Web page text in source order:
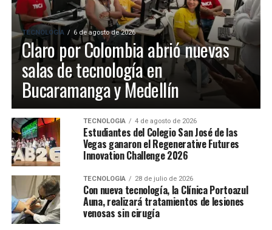
TECNOLOGÍA 6 de agosto de 2026
Claro por Colombia abrió nuevas
salas de tecnología en
Bucaramanga y Medellín
TECNOLOGÍA 4 de agosto de 2026
Estudiantes del Colegio San José de las
Vegas ganaron el Regenerative Futures
Innovation Challenge 2026
TECNOLOGÍA 28 de julio de 2026
Con nueva tecnología, la Clínica Portoazul
Auna, realizará tratamientos de lesiones
venosas sin cirugía